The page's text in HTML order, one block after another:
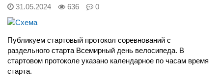
31.05.2024 636 0
Публикуем стартовый протокол соревнований с
раздельного старта Всемирный день велосипеда. В
стартовом протоколе указано календарное по часам время
старта.